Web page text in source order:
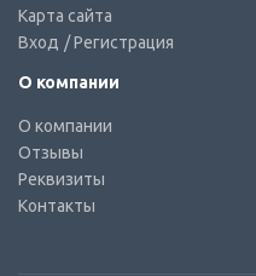
Карта сайта
Вход / Регистрация
О компании
О компании
Отзывы
Реквизиты
Контакты